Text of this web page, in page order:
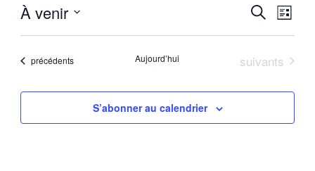
Recherche
de
vues
Recherche
Liste
À venir
date.Évènements
précédents Aujourd’hui Évènements
suivants
S’abonner au calendrier